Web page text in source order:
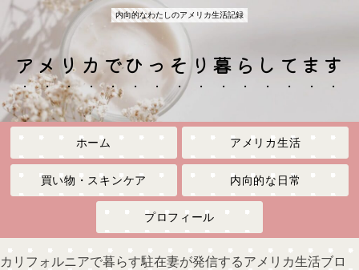
内向的なわたしのアメリカ生活記録
アメリカでひっそり暮らしてます
ホーム アメリカ生活
買い物・スキンケア 内向的な日常
プロフィール
カリフォルニアで暮らす駐在妻が発信するアメリカ生活ブロ